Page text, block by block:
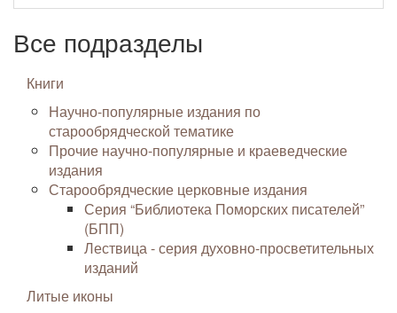
Все подразделы
Книги
Научно-популярные издания по
старообрядческой тематике
Прочие научно-популярные и краеведческие
издания
Старообрядческие церковные издания
Серия “Библиотека Поморских писателей”
(БПП)
Лествица - серия духовно-просветительных
изданий
Литые иконы